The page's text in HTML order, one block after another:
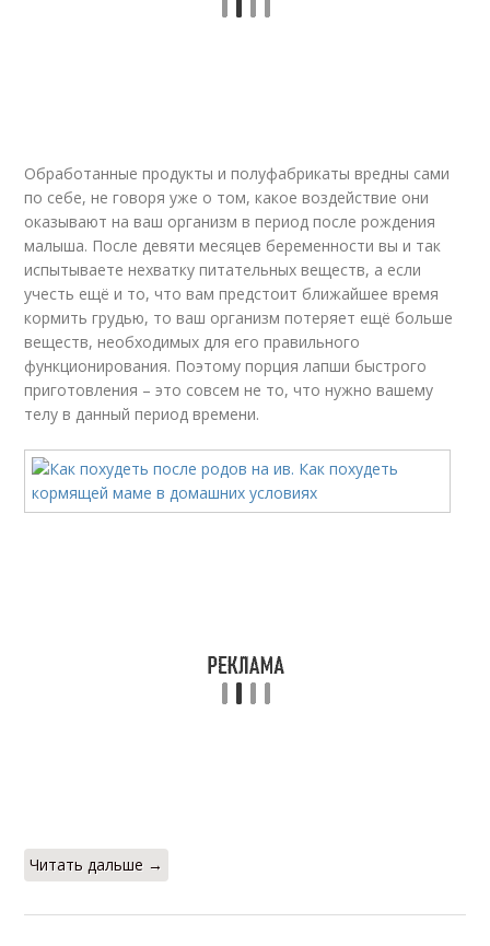
Обработанные продукты и полуфабрикаты вредны сами
по себе, не говоря уже о том, какое воздействие они
оказывают на ваш организм в период после рождения
малыша. После девяти месяцев беременности вы и так
испытываете нехватку питательных веществ, а если
учесть ещё и то, что вам предстоит ближайшее время
кормить грудью, то ваш организм потеряет ещё больше
веществ, необходимых для его правильного
функционирования. Поэтому порция лапши быстрого
приготовления – это совсем не то, что нужно вашему
телу в данный период времени.
Читать дальше →